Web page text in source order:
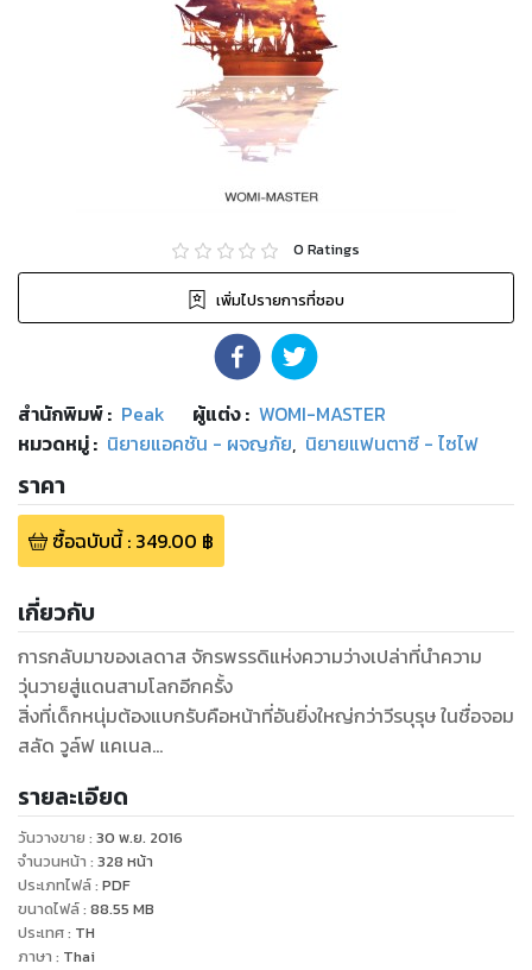
0 Ratings
เพิ่มไปรายการที่ชอบ
สำนักพิมพ์: Peak ผู้แต่ง : WOMI-MASTER
หมวดหมู่: นิยายแอคชัน - ผจญภัย, นิยายแฟนตาซี - ไซไฟ
ราคา
ซื้อฉบับนี้: 349.00 ฿
เกี่ยวกับ
การกลับมาของเลดาส จักรพรรดิแห่งความว่างเปล่าที่นำความ
วุ่นวายสู่แดนสามโลกอีกครั้ง
สิ่งที่เด็กหนุ่มต้องแบกรับคือหน้าที่อันยิ่งใหญ่กว่าวีรบุรุษ ในชื่อจอม
สลัด วูล์ฟ แคเนล…
รายละเอียด
วันวางขาย : 30 พ.ย. 2016
จำนวนหน้า : 328 หน้า
ประเภทไฟล์: PDF
ขนาดไฟล์: 88.55 MB
ประเทศ: TH
ภาษา : Thai